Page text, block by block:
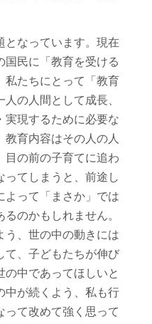
なっています。現在
国民に「教育を受ける
私たちにとって「教育
の人間として成長、
実現するために必要な
育内容はその人の人
目の前の子育てに追わ
ってしまうと、前途し
よって「まさか」では
のかもしれません。
う、世の中の動きには
て、子どもたちが伸び
中であってほしいと
中が続くよう、私も行
って改めて強く思って